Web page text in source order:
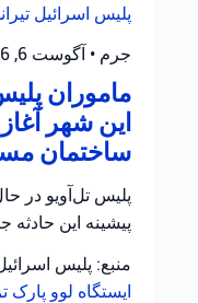
پلیس اسرائیل
جرم • آگوست 6, 2026 at 8:13 ق.ظ
ماموران
این شهر
ساختمان
پلیس تل‌آویو در
پیشینه این
منبع: پلیس
ایستگاه لوو پارک